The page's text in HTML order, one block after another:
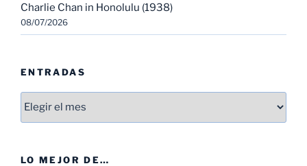
Charlie Chan in Honolulu (1938)
08/07/2026
ENTRADAS
Entradas
LO MEJOR DE…